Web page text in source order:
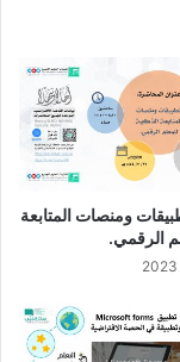
ومنصات المتابعة
الرقمي.